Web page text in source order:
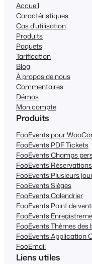
Accueil
Caractéristiques
Cas d'utilisation
Produits
Paquets
Tarification
Blog
À propos de nous
Commentaires
Démos
Mon compte
Produits
FooEvents pour
FooEvents PDF Tickets
FooEvents Champs
FooEvents Réservations
FooEvents Plusieurs
FooEvents Sièges
FooEvents Calendrier
FooEvents Point de
FooEvents
FooEvents Thèmes des
FooEvents Application
FooEmail
Liens utiles